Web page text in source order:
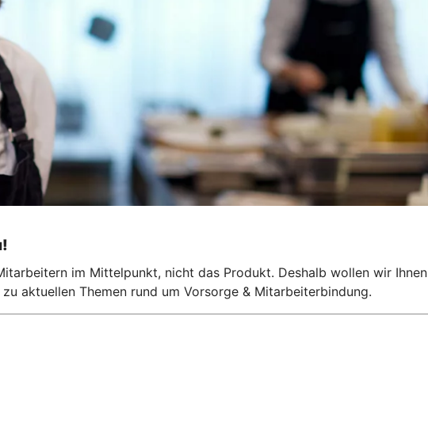
im Mittelpunkt, nicht das Produkt. Deshalb wollen wir
aktuellen Themen rund um Vorsorge & Mitarbeiterbindung.